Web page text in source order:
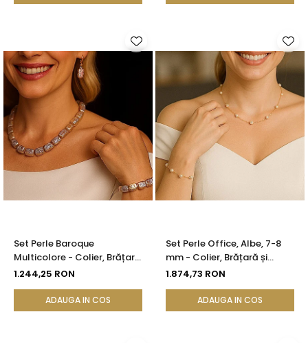
Set Perle Baroque
Multicolore - Colier, Brățară
și Cercei, Argint 925 |
1.244,25 RON
ADAUGA IN COS
Set Perle Office, Albe, 7-8
mm - Colier, Brățară și
Cercei, Aur Galben 14K |
1.874,73 RON
ADAUGA IN COS